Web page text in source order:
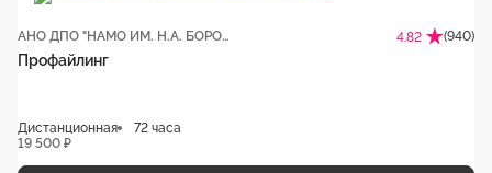
АНО ДПО "НАМО ИМ. Н.А. БОРОДИНА" 4.82 (940)
Профайлинг
Дистанционная
72 часа
19 500 ₽